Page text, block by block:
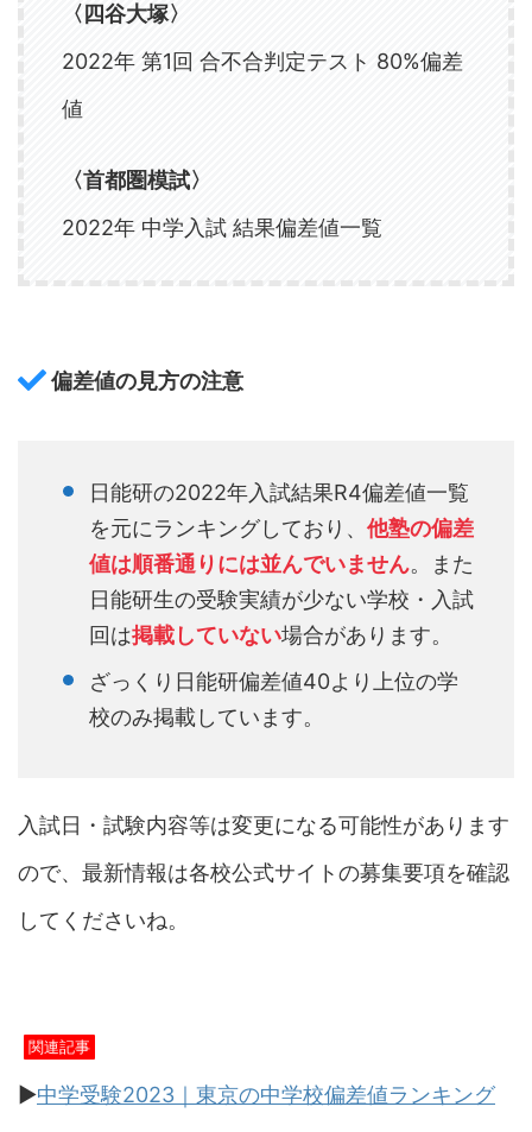
〈 四谷大塚〉
2022年 第1回 合不合判定テスト 80%偏差
値
〈首都圏模試〉
2022年 中学入試 結果偏差値一覧
偏差値の見方の注意
日能研の2022年入試結果R4偏差値一覧
を元にランキングしており、 他塾の偏差
値は順番通りには並んでいません。また
日能研生の受験実績が少ない学校・入試
回は掲載していない場合があります。
ざっくり日能研偏差値40より上位の学
校のみ掲載しています。
入試日・試験内容等は変更になる可能性があります
ので、最新情報は各校公式サイトの募集要項を確認
してくださいね。
関連記事
▶︎中学受験2023｜東京の中学校偏差値ランキング